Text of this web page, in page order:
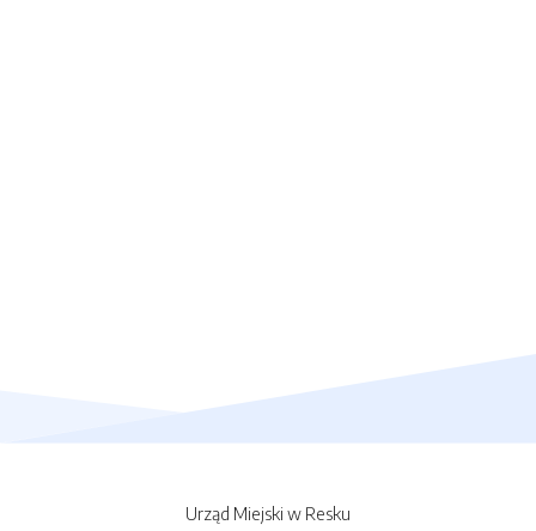
Urząd Miejski w Resku